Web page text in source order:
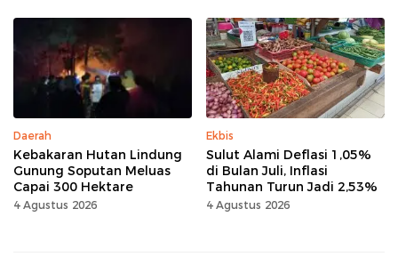
Daerah
Kebakaran Hutan Lindung
Gunung Soputan Meluas
Capai 300 Hektare
4 Agustus 2026
Ekbis
Sulut Alami Deflasi 1,05%
di Bulan Juli, Inflasi
Tahunan Turun Jadi 2,53%
4 Agustus 2026